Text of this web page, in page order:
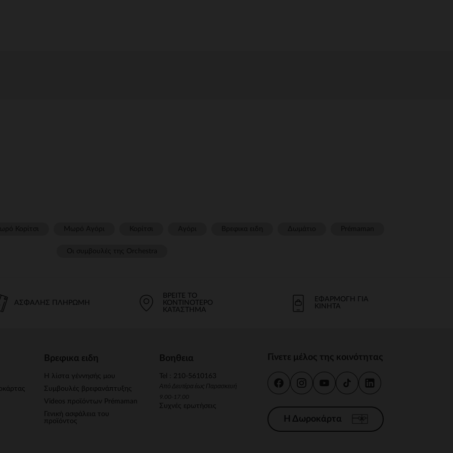
ΑΣΦΑΛΉΣ ΠΛΗΡΩΜΉ
ΒΡΕΊΤΕ ΤΟ
ΚΟΝΤΙΝΌΤΕΡΟ
ΚΑΤΆΣΤΗΜΑ
ΕΦΑΡΜΟΓΉ ΓΙΑ
ΚΙΝΗΤΆ
Βρεφικα ειδη
Η λίστα γέννησής μου
Συμβουλές βρεφανάπτυξης
Videos προϊόντων Prémaman
Γενική ασφάλεια του
προϊόντος
Βοηθεια
Tel : 210-5610163
Από Δευτέρα έως Παρασκευή
9.00-17.00
Συχνές ερωτήσεις
Γίνετε μέλος της κοινότητας
Η Δωροκάρτα